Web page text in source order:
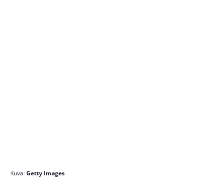
Kuva:Getty Images